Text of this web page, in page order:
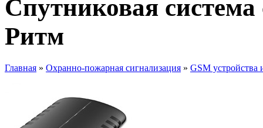
Спутниковая
Ритм
Главная » Охранно-пожарная сигнализация » GSM устройства